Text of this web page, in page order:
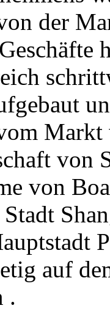
der
von
von
auf
.